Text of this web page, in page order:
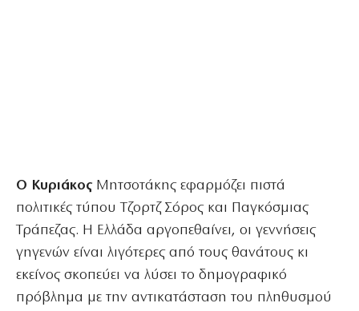
Ο Κυριάκος Μητσοτάκης εφαρμόζει πιστά
πολιτικές τύπου Τζορτζ Σόρος και Παγκόσμιας
Τράπεζας. Η Ελλάδα αργοπεθαίνει, οι γεννήσεις
γηγενών είναι λιγότερες από τους θανάτους κι
εκείνος σκοπεύει να λύσει το δημογραφικό
πρόβλημα με την αντικατάσταση του πληθυσμού